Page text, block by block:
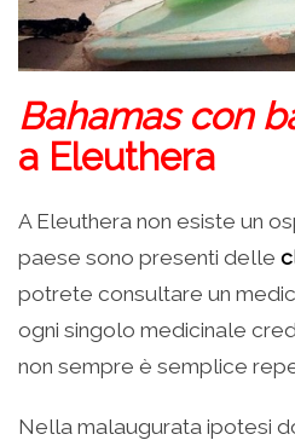
Bahamas con
a Eleuthera
A Eleuthera non esiste un
paese sono presenti delle
potrete consultare un
ogni singolo medicinale
non sempre è semplice
Nella malaugurata ipotesi